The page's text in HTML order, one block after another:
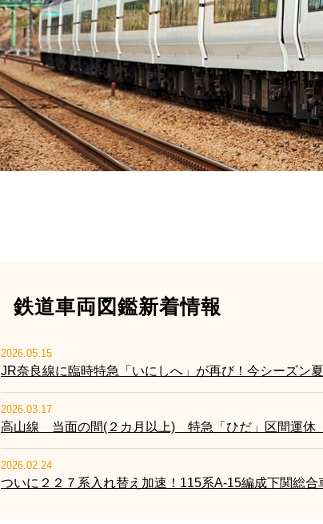
鉄道車両図鑑新着情報
2026.05.15
JR奈良線に臨時特急「いにしへ」が再び！今シーズン
2026.03.17
高山線 当面の間(２カ月以上) 特急「ひだ」区間運休
2026.02.24
ついに２２７系入れ替え加速！115系A-15編成下関総合